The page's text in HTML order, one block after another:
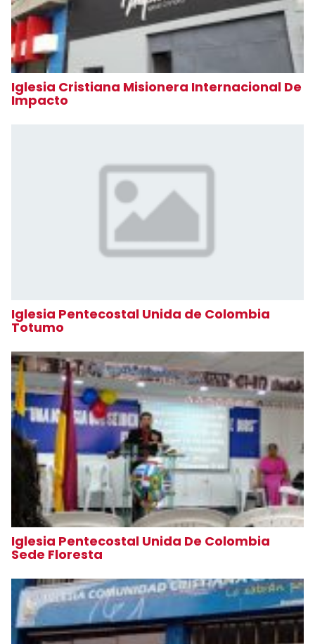
Iglesia Cristiana Misionera Internacional De
Impacto
Iglesia Pentecostal Unida de Colombia
Totumo
Iglesia Pentecostal Unida De Colombia
Sede Floresta